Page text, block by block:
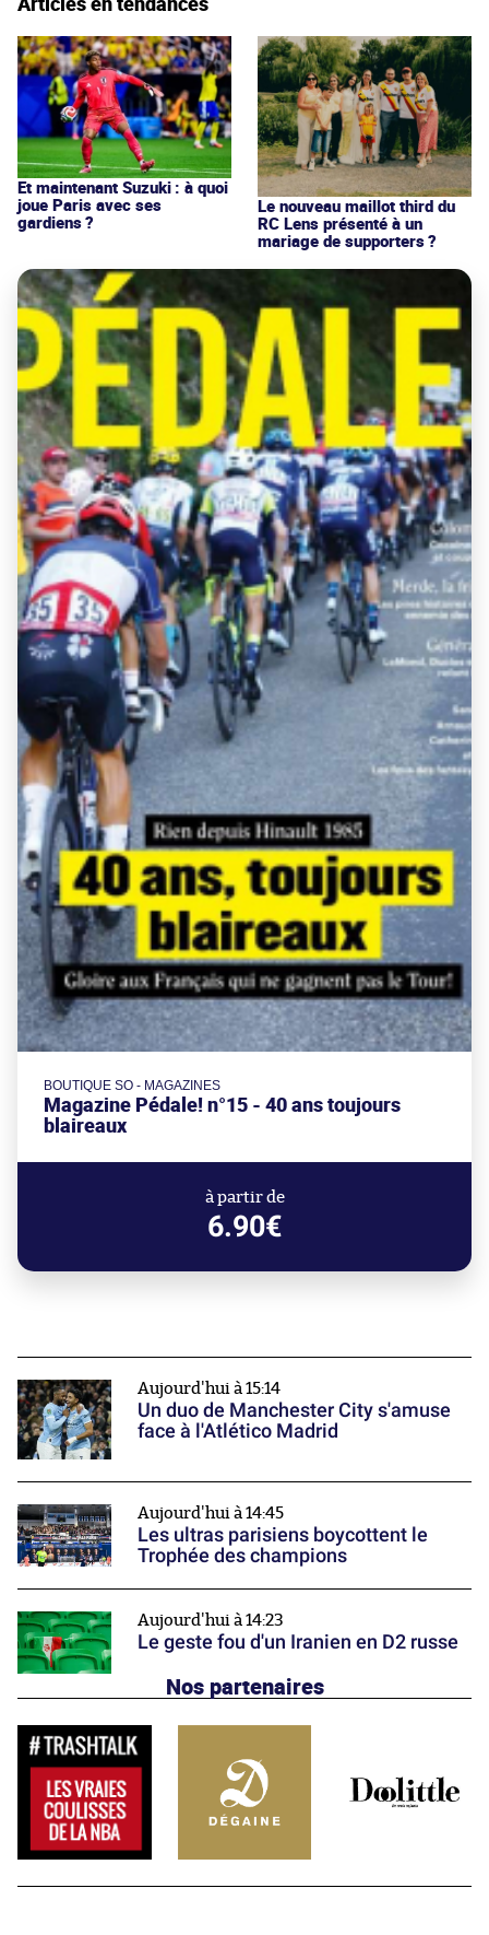
Et maintenant Suzuki : à quoi
joue Paris avec ses
gardiens ?
Le nouveau maillot third du
RC Lens présenté à un
mariage de supporters ?
BOUTIQUE SO - MAGAZINES
Magazine Pédale! n°15 - 40 ans toujours
blaireaux
à partir de
6.90€
Aujourd'hui à 15:14
Un duo de Manchester City s'amuse
face à l'Atlético Madrid
Aujourd'hui à 14:45
Les ultras parisiens boycottent le
Trophée des champions
Aujourd'hui à 14:23
Le geste fou d'un Iranien en D2 russe
Nos partenaires